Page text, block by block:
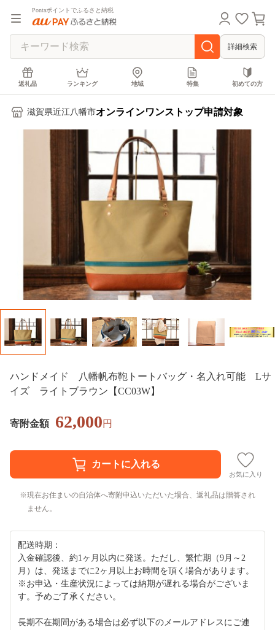
Pontaポイントでふるさと納税
詳細検索
返礼品 ランキング 地域 特集 初めての方
滋賀県近江八幡市オンラインワンストップ申請対象
ハンドメイド 八幡帆布鞄トートバッグ・名入れ可能 Lサ
イズ ライトブラウン【CC03W】
寄附金額 62,000円
お気に入り
現在お住まいの自治体へ寄附申込いただいた場合、返礼品は贈答され
ません。
配送時期：
入金確認後、約1ヶ月以内に発送。ただし、繁忙期（9月～2
月）は、発送までに2ヶ月以上お時間を頂く場合があります。
※お申込・生産状況によっては納期が遅れる場合がございま
す。予めご了承ください。
長期不在期間がある場合は必ず以下のメールアドレスにご連